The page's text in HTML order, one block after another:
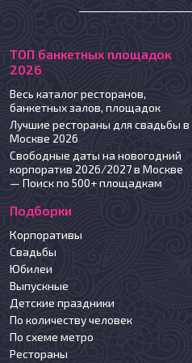
ТОП банкетных площадок
2026
Весь каталог ресторанов,
банкетных залов, площадок
Лучшие рестораны для свадьбы в
Москве 2026
Свободные даты на новогодний
корпоратив 2026/2027 в Москве
— Поиск по 500+ площадкам
Подборки
Корпоративы
Свадьбы
Юбилеи
Выпускные
Детские праздники
По количеству человек
По схеме метро
Рестораны